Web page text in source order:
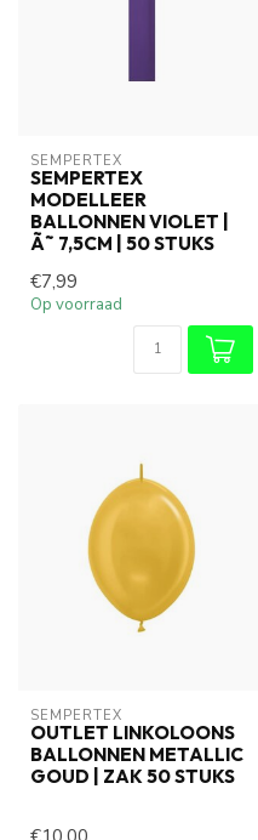
SEMPERTEX
SEMPERTEX
MODELLEER
BALLONNEN VIOLET |
Ã˜ 7,5CM | 50 STUKS
€7,99
Op voorraad
SEMPERTEX
OUTLET LINKOLOONS
BALLONNEN METALLIC
GOUD | ZAK 50 STUKS